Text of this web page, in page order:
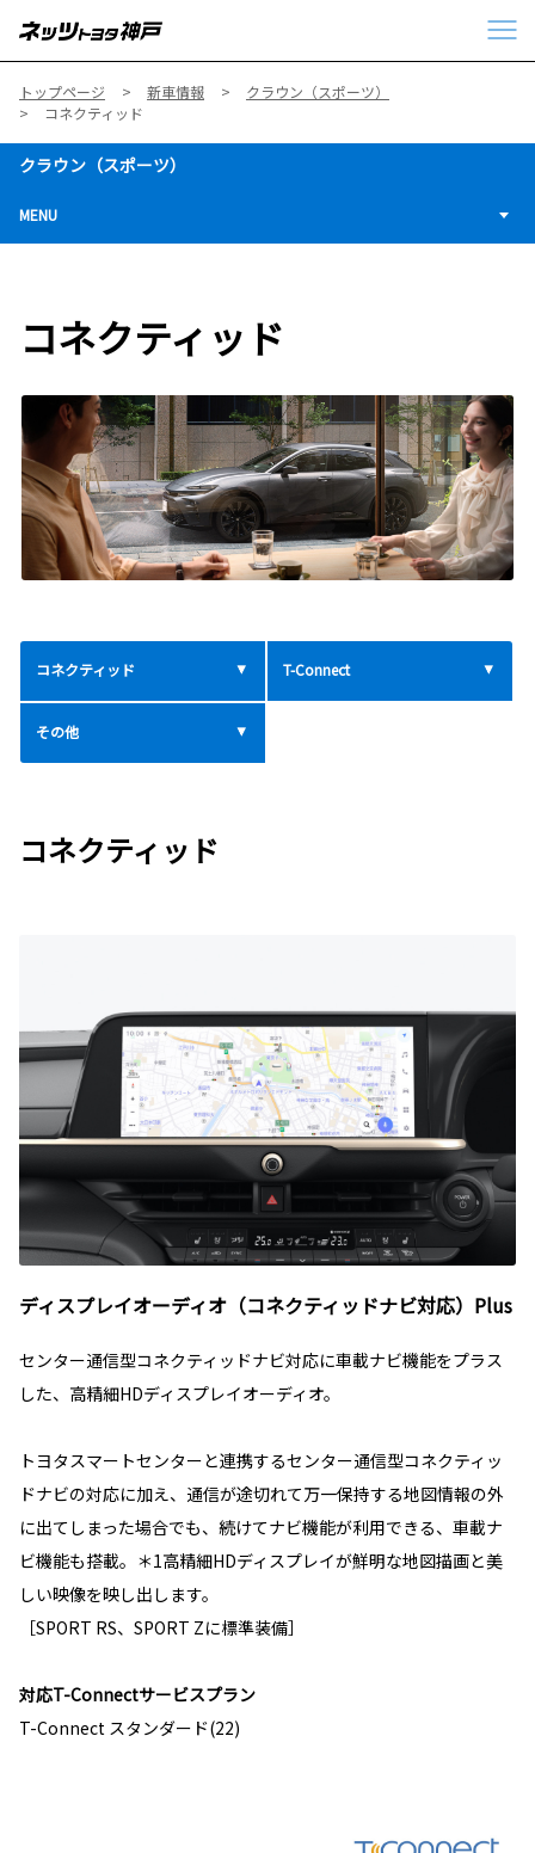
トップページ 新車情報
クラウン（スポーツ）
コネクティッド
クラウン（スポーツ）
MENU
コネクティッド
コネクティッド T-Connect
その他
コネクティッド
ディスプレイオーディオ（コネクティッドナビ対応）Plus
センター通信型コネクティッドナビ対応に車載ナビ機能をプラス
した、高精細HDディスプレイオーディオ。
トヨタスマートセンターと連携するセンター通信型コネクティッ
ドナビの対応に加え、通信が途切れて万一保持する地図情報の外
に出てしまった場合でも、続けてナビ機能が利用できる、車載ナ
ビ機能も搭載。＊1高精細HDディスプレイが鮮明な地図描画と美
しい映像を映し出します。
［SPORT RS、SPORT Zに標準装備］
対応T-Connectサービスプラン
T-Connect スタンダード(22)